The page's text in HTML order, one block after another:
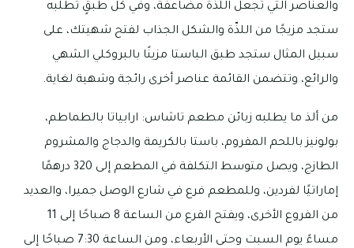
والعناصر التي تجعل اللذة مضاعفة، وفي كل طبقٍ تطلبه
ستجد مزيجًا من اللذّة والشكل الجذاب لفتح شهيتك، على
سبيل المثال ستجد طبق الباستا مزينًا بالبروكلي الشهي
والرائع، وتتضمن القائمة عناصر أخرى رائجة وشهية لغاية.
من ألذ ما يطلبه زبائن مطعم تاشاس: ارابياتا بالطماطم،
بولونيز باللحم المفروم، باستا بالكريمة والدجاج والمشروم
الطازج، ويصل متوسط التكلفة في المطعم إلى 320 درهمًا
إماراتيًا لفردين، وللمطعم فرع في شارع الوصل جميرا، والعديد
من الفروع الأخرى، ويفتح الفرع من الساعة 8 صباحًا إلى 11
مساءً يوم السبت وحتى الأربعاء، ومن الساعة 7:30 صباحًا إلى